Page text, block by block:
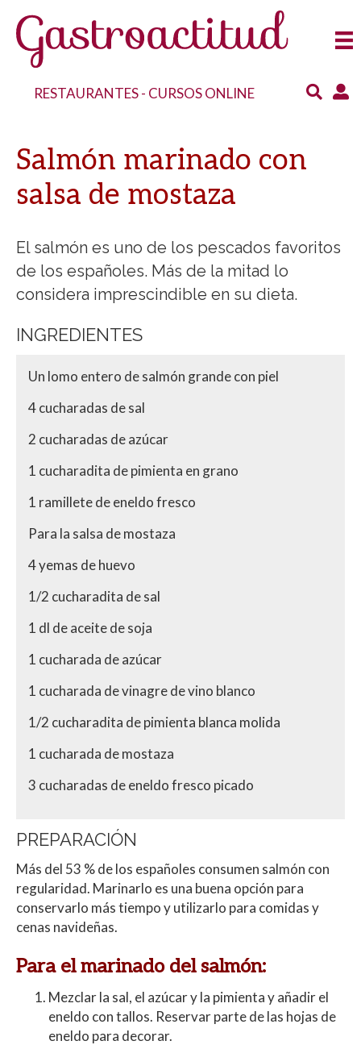
RESTAURANTES- CURSOS ONLINE
Salmón marinado con
salsa de mostaza
El salmón es uno de los pescados favoritos
de los españoles. Más de la mitad lo
considera imprescindible en su dieta.
INGREDIENTES
Un lomo entero de salmón grande con piel
4 cucharadas de sal
2 cucharadas de azúcar
1 cucharadita de pimienta en grano
1 ramillete de eneldo fresco
Para la salsa de mostaza
4 yemas de huevo
1/2 cucharadita de sal
1 dl de aceite de soja
1 cucharada de azúcar
1 cucharada de vinagre de vino blanco
1/2 cucharadita de pimienta blanca molida
1 cucharada de mostaza
3 cucharadas de eneldo fresco picado
PREPARACIÓN
Más del 53 % de los españoles consumen salmón con
regularidad. Marinarlo es una buena opción para
conservarlo más tiempo y utilizarlo para comidas y
cenas navideñas.
Para el marinado del salmón:
Mezclar la sal, el azúcar y la pimienta y añadir el
eneldo con tallos. Reservar parte de las hojas de
eneldo para decorar.